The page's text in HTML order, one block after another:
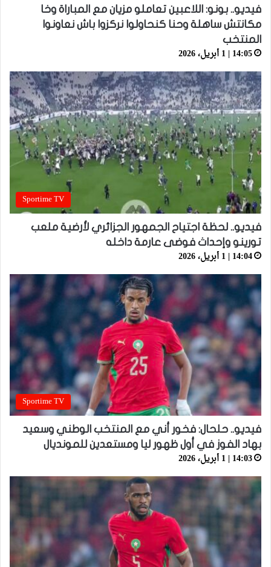
فيديو.. بونو: اللاعبين تعاملو مزيان مع المباراة وخا
مكانتش ساهلة وحنا كنحاولوا نركزوا باش نعاونوا
المنتخب
14:05 | 1 أبريل، 2026
Sportime TV
فيديو.. لحظة اجتياح الجمهور الجزائري لأرضية ملعب
تورينو وإحداث فوضى عارمة داخله
14:04 | 1 أبريل، 2026
Sportime TV
فيديو.. حلحال: فخور أني مع المنتخب الوطني وسعيد
بهاد الفوز في أول ظهور ليا ومستعدين للمونديال
14:03 | 1 أبريل، 2026